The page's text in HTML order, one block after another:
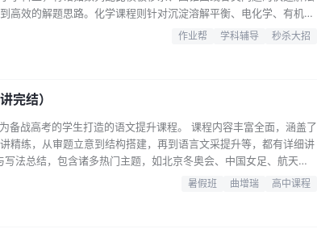
高效的解题思路。化学课程则针对沉淀溶解平衡、电化学、有机化
电化学选择题等实用技巧。物理学科包含了等效重力法、速度增
题。英语科目也有针对定语从句、7选5、阅读理解等题型的秒杀方
作业帮 学科辅导 秒杀大招
完结）
战高考的学生打造的语文提升课程。 课程内容丰富全面，涵盖了
精练，从审题立意到结构搭建，再到语言文采提升等，都有详细讲
法总结，包含诸多热门主题，如北京冬奥会、中国女足、航天精
现代文阅读等题型上，课程也给出了独门技巧和解题策略，帮助
包括课内课程补充资料，如常见诗歌题材、易错词语辨析、常考成
暑假班 曲增瑞 高中课程